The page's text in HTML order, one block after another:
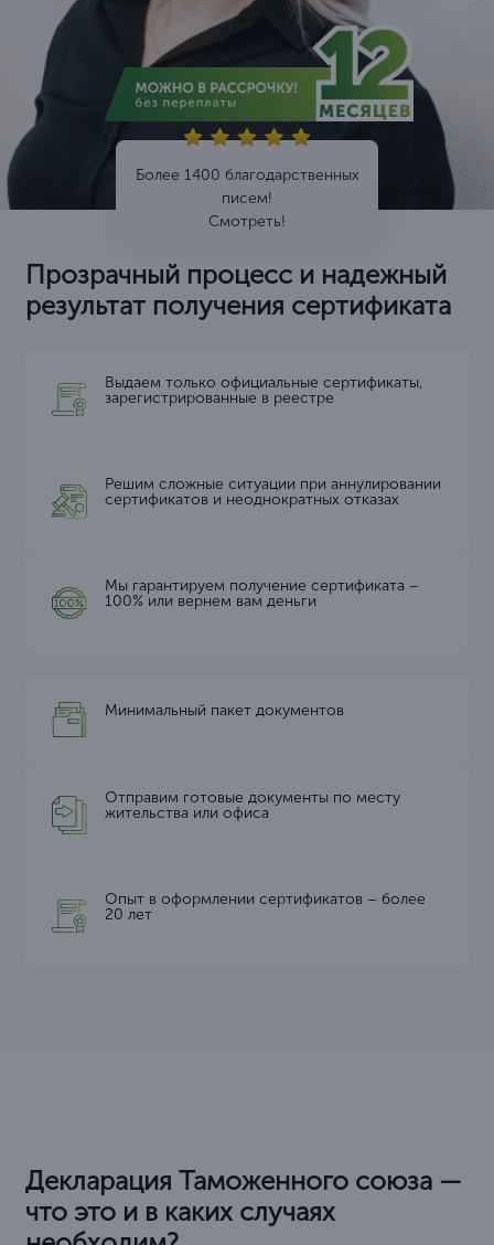
Более 1400 благодарственных
писем!
Смотреть!
Прозрачный процесс и надежный
результат получения сертификата
Выдаем только официальные сертификаты,
зарегистрированные в реестре
Решим сложные ситуации при аннулировании
сертификатов и неоднократных отказах
Мы гарантируем получение сертификата –
100% или вернем вам деньги
Минимальный пакет документов
Отправим готовые документы по месту
жительства или офиса
Опыт в оформлении сертификатов – более
20 лет
Декларация Таможенного союза —
что это и в каких случаях